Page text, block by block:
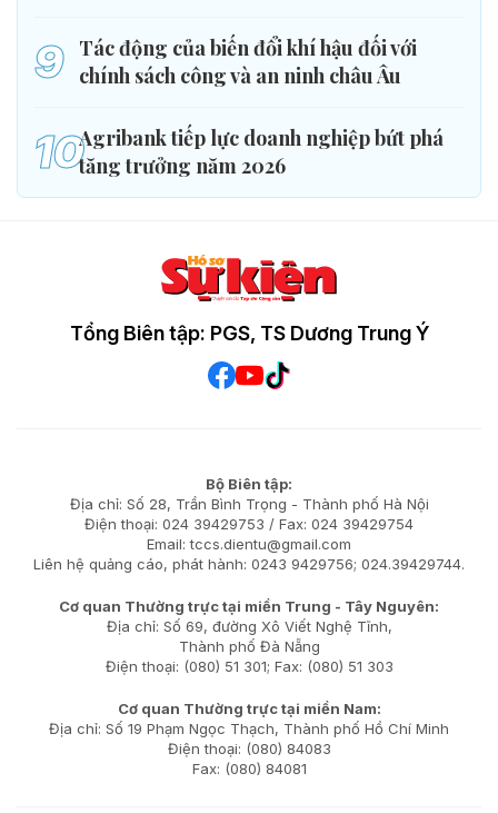
9
Tác động của biến đổi khí hậu đối với
chính sách công và an ninh châu Âu
10Agribank tiếp lực doanh nghiệp bứt phá
tăng trưởng năm 2026
Tổng Biên tập: PGS, TS Dương Trung Ý
Bộ Biên tập:
Địa chỉ: Số 28, Trần Bình Trọng - Thành phố Hà Nội
Điện thoại: 024 39429753 / Fax: 024 39429754
Email: tccs.dientu@gmail.com
Liên hệ quảng cáo, phát hành: 0243 9429756; 024.39429744.
Cơ quan Thường trực tại miền Trung - Tây Nguyên:
Địa chỉ: Số 69, đường Xô Viết Nghệ Tĩnh,
Thành phố Đà Nẵng
Điện thoại: (080) 51 301; Fax: (080) 51 303
Cơ quan Thường trực tại miền Nam:
Địa chỉ: Số 19 Phạm Ngọc Thạch, Thành phố Hồ Chí Minh
Điện thoại: (080) 84083
Fax: (080) 84081